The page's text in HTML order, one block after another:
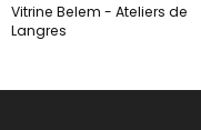
Vitrine Belem - Ateliers de
Langres